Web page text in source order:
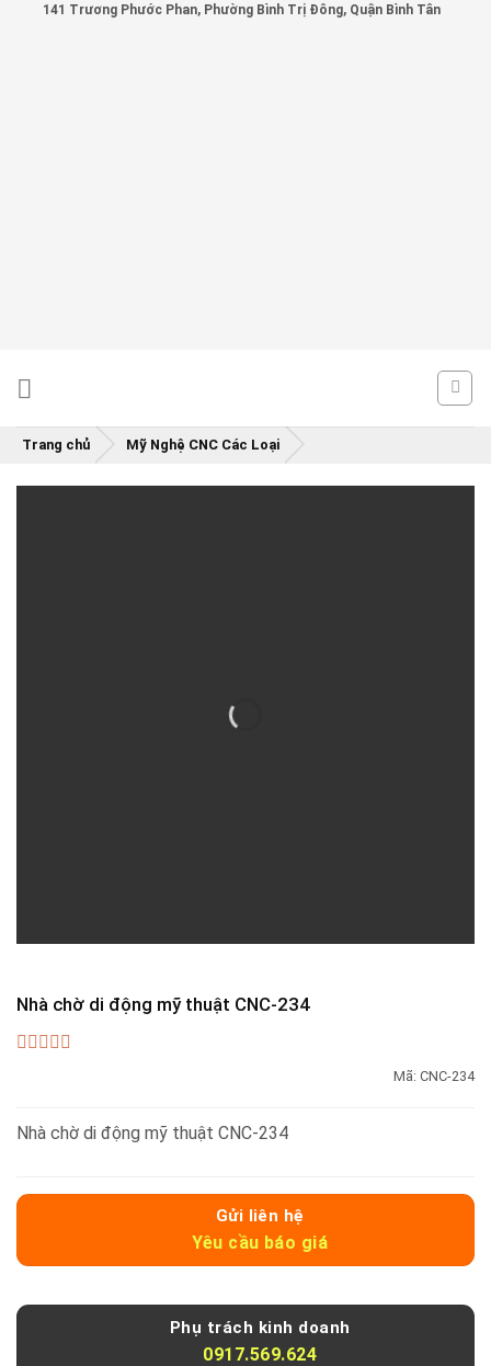
141 Trương Phước Phan, Phường Bình Trị Đông, Quận Bình Tân
Trang chủ Mỹ Nghệ CNC Các Loại
Nhà chờ di động mỹ thuật CNC-234
Mã:CNC-234
Nhà chờ di động mỹ thuật CNC-234
Gửi liên hệ
Yêu cầu báo giá
Phụ trách kinh doanh
0917.569.624